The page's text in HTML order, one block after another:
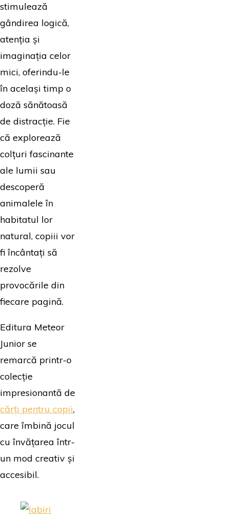
stimulează
gândirea logică,
atenția și
imaginația celor
mici, oferindu-le
în același timp o
doză sănătoasă
de distracție. Fie
că explorează
colțuri fascinante
ale lumii sau
descoperă
animalele în
habitatul lor
natural, copiii vor
fi încântați să
rezolve
provocările din
fiecare pagină.
Editura Meteor
Junior se
remarcă printr-o
colecție
impresionantă de
cărți pentru copii,
care îmbină jocul
cu învățarea într-
un mod creativ și
accesibil.